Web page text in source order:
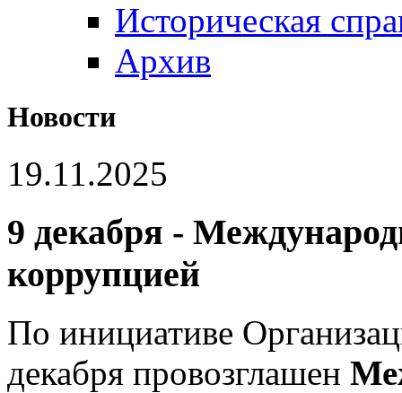
Историческая
Архив
Новости
19.11.2025
9 декабря -
коррупцией
По инициативе
декабря провозглашен